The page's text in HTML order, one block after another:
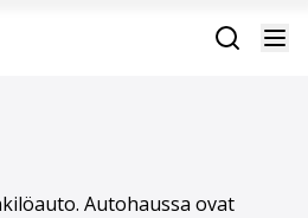
Autohaussa ovat